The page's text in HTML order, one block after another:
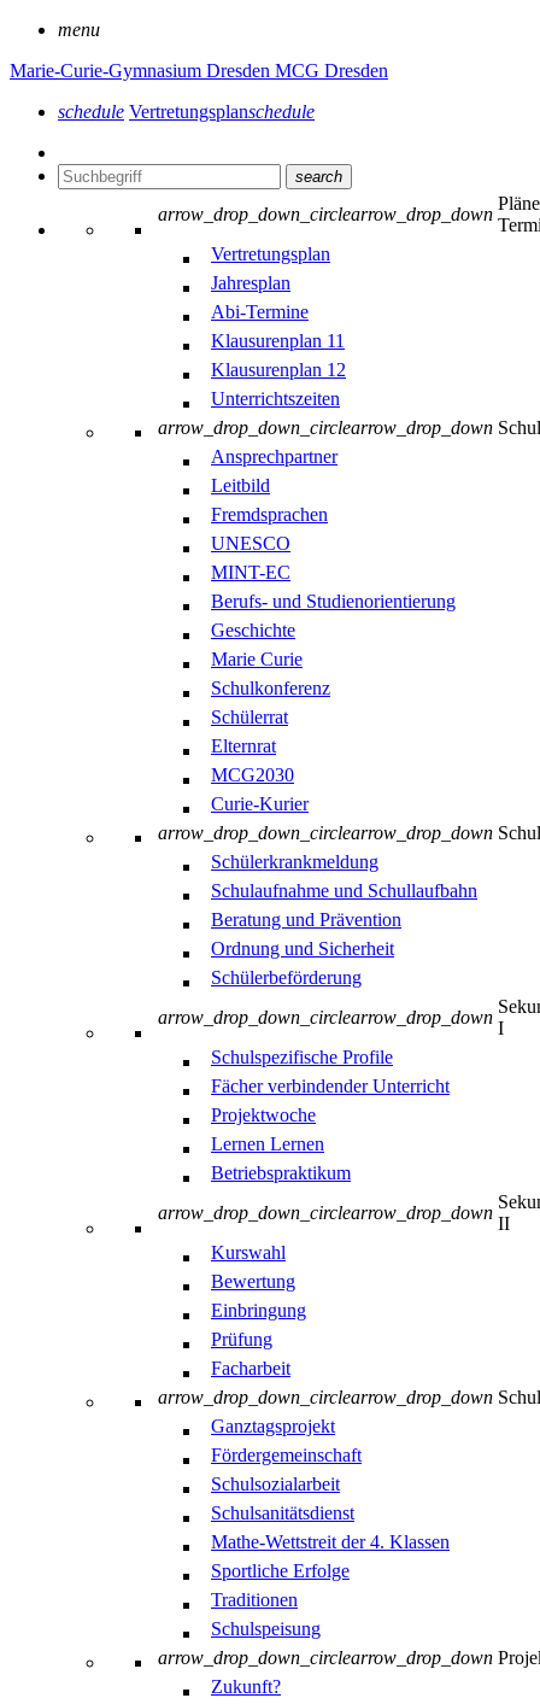
menu
Marie-Curie-Gymnasium Dresden MCG Dresden
schedule Vertretungsplanschedule
search
arrow_drop_down_circlearrow_drop_down
Vertretungsplan
Jahresplan
Abi-Termine
Klausurenplan 11
Klausurenplan 12
Unterrichtszeiten
arrow_drop_down_circlearrow_drop_down
Ansprechpartner
Leitbild
Fremdsprachen
UNESCO
MINT-EC
Berufs- und Studienorientierung
Geschichte
Marie Curie
Schulkonferenz
Schülerrat
Elternrat
MCG2030
Curie-Kurier
arrow_drop_down_circlearrow_drop_down
Schülerkrankmeldung
Schulaufnahme und Schullaufbahn
Beratung und Prävention
Ordnung und Sicherheit
Schülerbeförderung
arrow_drop_down_circlearrow_drop_down
I
Schulspezifische Profile
Fächer verbindender Unterricht
Projektwoche
Lernen Lernen
Betriebspraktikum
arrow_drop_down_circlearrow_drop_down
II
Kurswahl
Bewertung
Einbringung
Prüfung
Facharbeit
arrow_drop_down_circlearrow_drop_down
Ganztagsprojekt
Fördergemeinschaft
Schulsozialarbeit
Schulsanitätsdienst
Mathe-Wettstreit der 4. Klassen
Sportliche Erfolge
Traditionen
Schulspeisung
arrow_drop_down_circlearrow_drop_down
Zukunft?